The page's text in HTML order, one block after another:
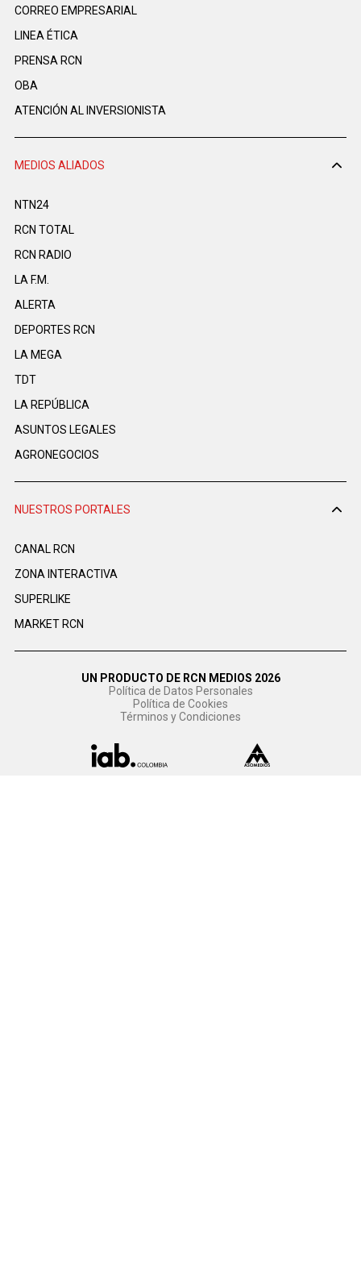
CORREO EMPRESARIAL
LINEA ÉTICA
PRENSA RCN
OBA
ATENCIÓN AL INVERSIONISTA
MEDIOS ALIADOS
NTN24
RCN TOTAL
RCN RADIO
LA F.M.
ALERTA
DEPORTES RCN
LA MEGA
TDT
LA REPÚBLICA
ASUNTOS LEGALES
AGRONEGOCIOS
NUESTROS PORTALES
CANAL RCN
ZONA INTERACTIVA
SUPERLIKE
MARKET RCN
UN PRODUCTO DE RCN MEDIOS 2026
Política de Datos Personales
Política de Cookies
Términos y Condiciones